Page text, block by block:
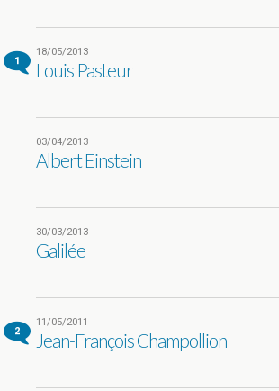
1
18/05/2013
Louis Pasteur
03/04/2013
Albert Einstein
30/03/2013
Galilée
2
11/05/2011
Jean-François Champollion